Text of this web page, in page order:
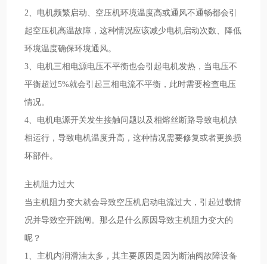
2、电机频繁启动、空压机环境温度高或通风不通畅都会引
起空压机高温故障，这种情况应该减少电机启动次数、降低
环境温度确保环境通风。
3、电机三相电源电压不平衡也会引起电机发热，当电压不
平衡超过5%就会引起三相电流不平衡，此时需要检查电压
情况。
4、电机电源开关发生接触问题以及相熔丝断路导致电机缺
相运行，导致电机温度升高，这种情况需要修复或者更换损
坏部件。
主机阻力过大
当主机阻力变大就会导致空压机启动电流过大，引起过载情
况并导致空开跳闸。那么是什么原因导致主机阻力变大的
呢？
1、主机内润滑油太多，其主要原因是因为断油阀故障设备